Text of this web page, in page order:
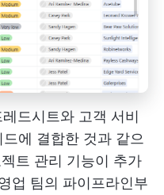
드시트와 고객 서비
에 결합한 것과 같으
트 관리 기능이 추가
업 팀의 파이프라인부